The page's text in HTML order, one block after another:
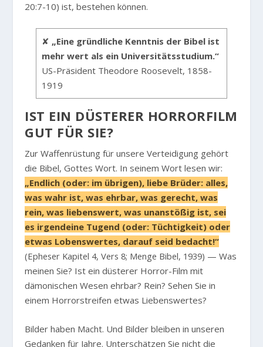
20:7-10) ist, bestehen können.
✘ „Eine gründliche Kenntnis der Bibel ist
mehr wert als ein Universitätsstudium.“
US-Präsident Theodore Roosevelt, 1858-
1919
IST EIN DÜSTERER HORRORFILM
GUT FÜR SIE?
Zur Waffenrüstung für unsere Verteidigung gehört
die Bibel, Gottes Wort. In seinem Wort lesen wir:
„Endlich (oder: im übrigen), liebe Brüder: alles,
was wahr ist, was ehrbar, was gerecht, was
rein, was liebenswert, was unanstößig ist, sei
es irgendeine Tugend (oder: Tüchtigkeit) oder
etwas Lobenswertes, darauf seid bedacht!“
(Epheser Kapitel 4, Vers 8; Menge Bibel, 1939) — Was
meinen Sie? Ist ein düsterer Horror-Film mit
dämonischen Wesen ehrbar? Rein? Sehen Sie in
einem Horrorstreifen etwas Liebenswertes?
Bilder haben Macht. Und Bilder bleiben in unseren
Gedanken für Jahre. Unterschätzen Sie nicht die